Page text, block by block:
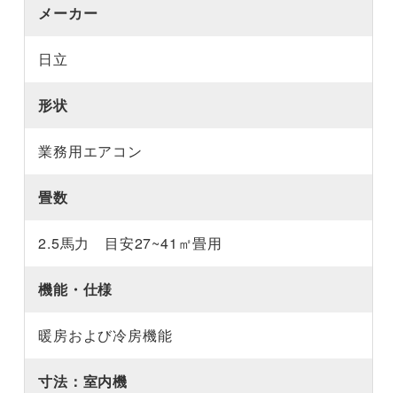
メーカー
日立
形状
業務用エアコン
畳数
2.5馬力 目安27~41㎡畳用
機能・仕様
暖房および冷房機能
寸法：室内機